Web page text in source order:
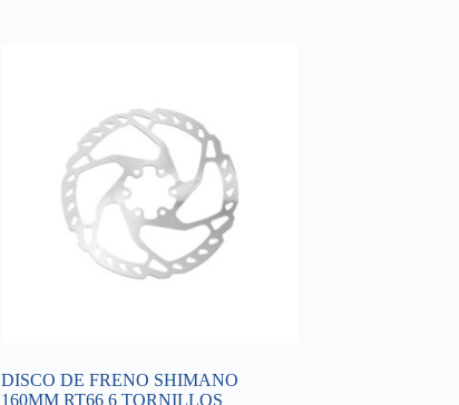
DISCO DE FRENO SHIMANO
160MM RT66 6 TORNILLOS